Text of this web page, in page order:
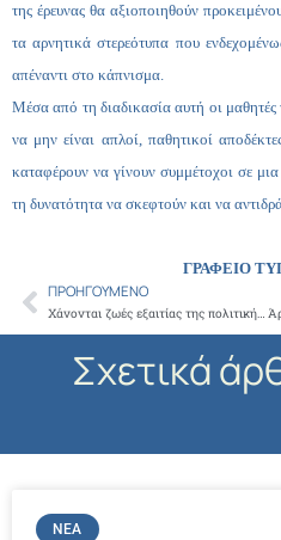
της έρευνας θα αξιοποιηθούν
τα αρνητικά στερεότυπα που
απέναντι στο κάπνισμα.
Μέσα από τη διαδικασία αυτή οι
να μην είναι απλοί, παθητικοί
καταφέρουν να γίνουν συμμέτοχοι σε μια
τη δυνατότητα να σκεφτούν και να
ΓΡΑΦΕΙΟ
Prev
ΠΡΟΗΓΟΎΜΕΝΟ
Χάνονται ζωές εξαιτίας της πολιτικής Πολάκη στο Υπουργείο Υγείας
Σχετικά
ΝΈΑ